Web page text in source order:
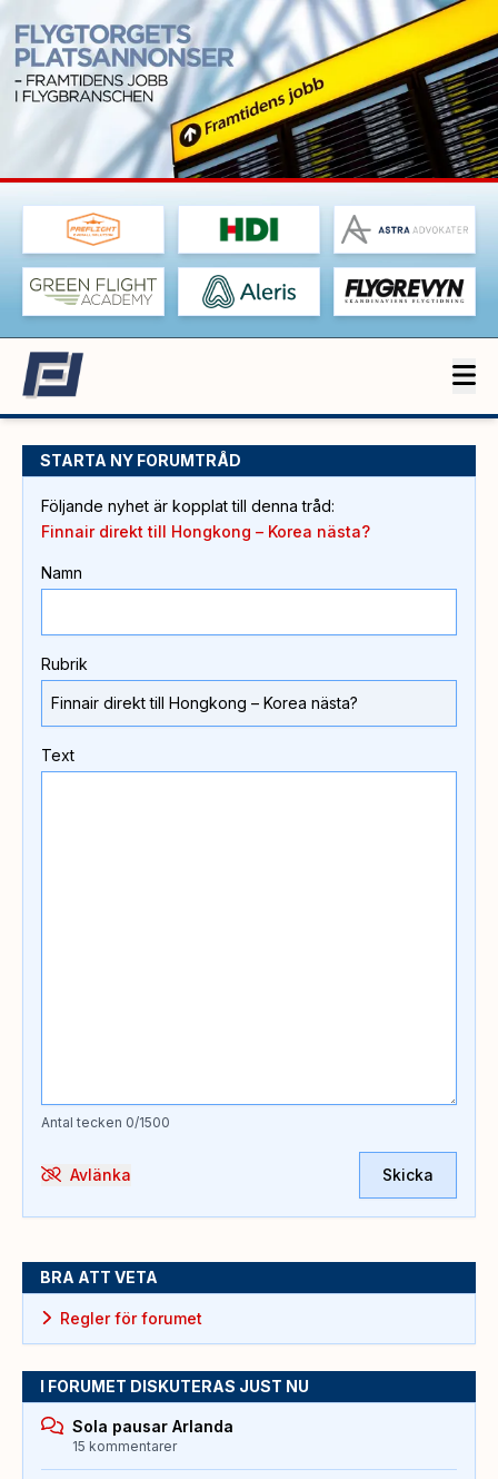
STARTA NY FORUMTRÅD
Följande nyhet är kopplat till denna tråd:
Finnair direkt till Hongkong – Korea nästa?
Namn
Rubrik
Text
Antal tecken 0/1500
Avlänka Skicka
BRA ATT VETA
Regler för forumet
I FORUMET DISKUTERAS JUST NU
Sola pausar Arlanda
15 kommentarer